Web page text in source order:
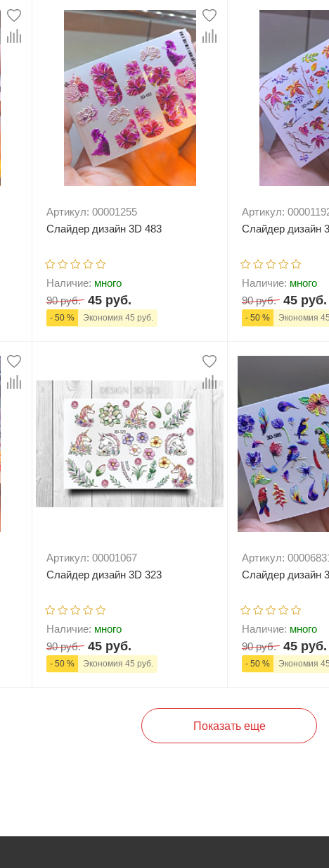
Артикул: 00001255
Слайдер дизайн 3D 483
Наличие: много
90 руб. 45 руб.
- 50 % Экономия 45 руб.
Артикул:
Слайдер дизайн
Наличие: много
90 руб. 45 руб.
- 50 % Экономия
Артикул: 00001067
Слайдер дизайн 3D 323
Наличие: много
90 руб. 45 руб.
- 50 % Экономия 45 руб.
В корзину
Артикул:
Слайдер дизайн
Наличие: много
90 руб. 45 руб.
- 50 % Экономия
- +
Показать еще